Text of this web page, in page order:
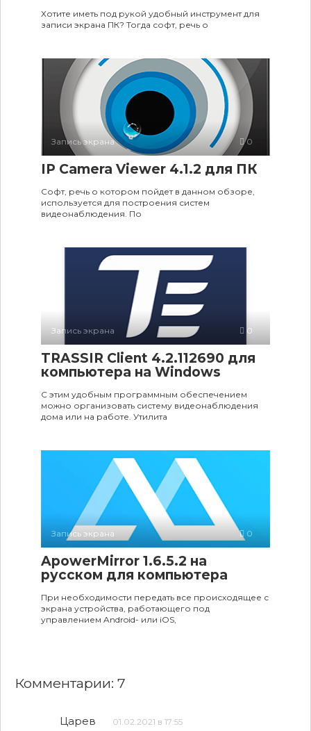
Хотите иметь под рукой удобный инструмент для
записи экрана ПК? Тогда софт, речь о
Запись экрана 0
IP Camera Viewer 4.1.2 для ПК
Софт, речь о котором пойдет в данном обзоре,
используется для построения систем
видеонаблюдения. По
Запись экрана 0
TRASSIR Client 4.2.112690 для
компьютера на Windows
С этим удобным программным обеспечением
можно организовать систему видеонаблюдения
дома или на работе. Утилита
Запись экрана 0
ApowerMirror 1.6.5.2 на
русском для компьютера
При необходимости передать все происходящее с
экрана устройства, работающего под
управлением Android- или iOS,
Комментарии: 7
Царев 01.02.2021 в 17:55